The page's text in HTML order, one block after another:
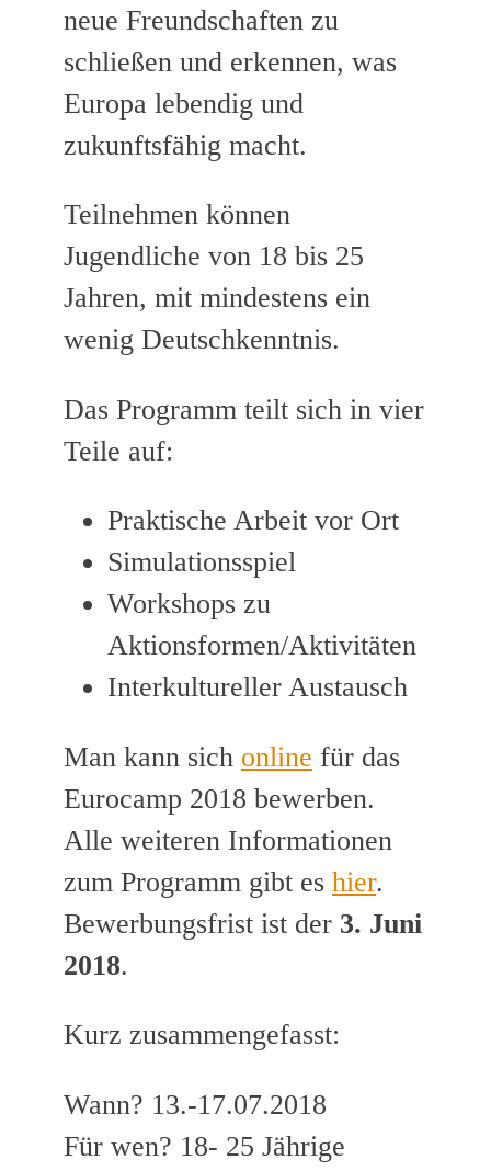
neue Freundschaften zu
schließen und erkennen, was
Europa lebendig und
zukunftsfähig macht.
Teilnehmen können
Jugendliche von 18 bis 25
Jahren, mit mindestens ein
wenig Deutschkenntnis.
Das Programm teilt sich in vier
Teile auf:
Praktische Arbeit vor Ort
Simulationsspiel
Workshops zu
Aktionsformen/Aktivitäten
Interkultureller Austausch
Man kann sich online für das
Eurocamp 2018 bewerben.
Alle weiteren Informationen
zum Programm gibt es hier.
Bewerbungsfrist ist der 3. Juni
2018.
Kurz zusammengefasst:
Wann? 13.-17.07.2018
Für wen? 18- 25 Jährige